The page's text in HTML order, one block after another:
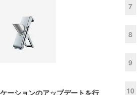
ーションのアップデートを行
7
8
9
10